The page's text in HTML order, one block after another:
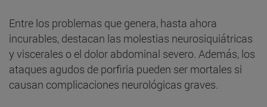
Entre los problemas que genera, hasta ahora
incurables, destacan las molestias neurosiquiátricas
y viscerales o el dolor abdominal severo. Además, los
ataques agudos de porfiria pueden ser mortales si
causan complicaciones neurológicas graves.